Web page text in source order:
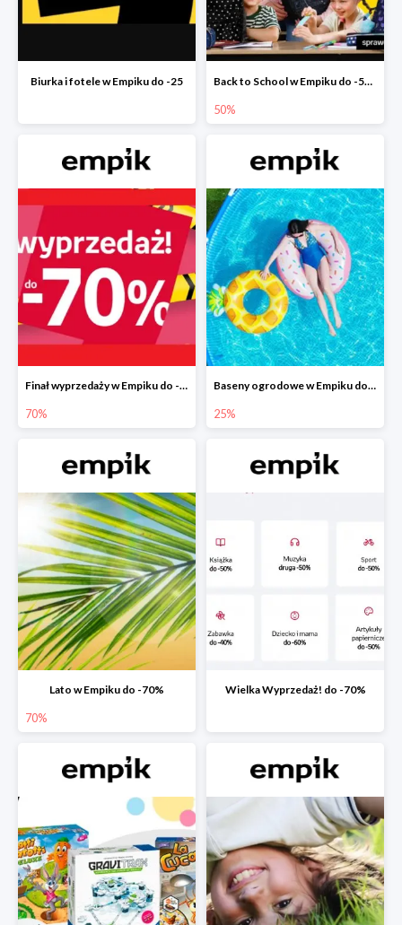
Biurka i fotele w Empiku do -25 Back to School w Empiku do -50%
50%
Finał wyprzedaży w Empiku do -70%
70%
Baseny ogrodowe w Empiku do -25%
25%
Lato w Empiku do -70%
70%
Wielka Wyprzedaż! do -70%